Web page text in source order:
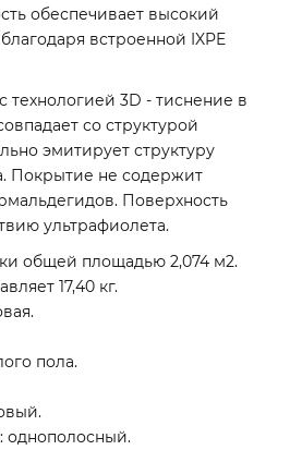
обеспечивает высокий
встроенной IXPE
технологией 3D - тиснение в
со структурой
эмитирует структуру
Покрытие не содержит
Поверхность
ультрафиолета.
общей площадью 2,074 м2.
17,40 кг.
пола.
однополосный.